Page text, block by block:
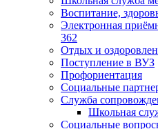
Воспитание,
Электронная
362
Отдых и
Поступление в ВУЗ
Профориентация
Социальные
Служба
Школьная
Социальные